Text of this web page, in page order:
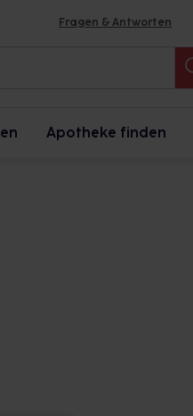
Fragen & Antworten
Apotheke finden